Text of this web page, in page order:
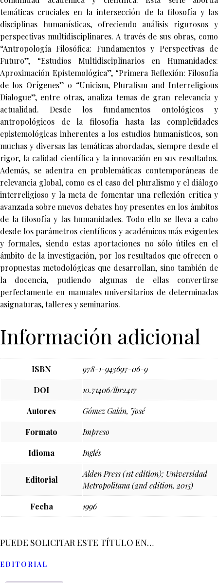
temáticas cruciales en la intersección de la filosofía y las
disciplinas humanísticas, ofreciendo análisis rigurosos y
perspectivas multidisciplinares. A través de sus obras, como
“Antropología Filosófica: Fundamentos y Perspectivas de
Futuro”, “Estudios Multidisciplinarios en Humanidades:
Aproximación Epistemológica”, “Primera Reflexión: Filosofía
de los Orígenes” o “Unicism, Pluralism and Interreligious
Dialogue”, entre otras, analiza temas de gran relevancia y
actualidad. Desde los fundamentos ontológicos y
antropológicos de la filosofía hasta las complejidades
epistemológicas inherentes a los estudios humanísticos, son
muchas y diversas las temáticas abordadas, siempre desde el
rigor, la calidad científica y la innovación en sus resultados.
Además, se adentra en problemáticas contemporáneas de
relevancia global, como es el caso del pluralismo y el diálogo
interreligioso y la meta de fomentar una reflexión crítica y
avanzada sobre nuevos debates hoy presentes en los ámbitos
de la filosofía y las humanidades. Todo ello se lleva a cabo
desde los parámetros científicos y académicos más exigentes
y formales, siendo estas aportaciones no sólo útiles en el
ámbito de la investigación, por los resultados que ofrecen o
propuestas metodológicas que desarrollan, sino también de
la docencia, pudiendo algunas de ellas convertirse
perfectamente en manuales universitarios de determinadas
asignaturas, talleres y seminarios.
Información adicional
ISBN 978-1-943697-06-9
DOI 10.71406/lbr2417
Autores Gómez Galán, José
Formato Impreso
Idioma Inglés
Editorial
Alden Press (1st edition); Universidad
Metropolitana (2nd edition, 2015)
Fecha 1996
PUEDE SOLICITAR ESTE TÍTULO EN…
EDITORIAL